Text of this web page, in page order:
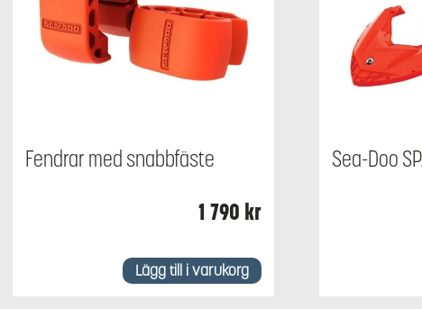
Fendrar med snabbfäste
1 790 kr
Lägg till i varukorg
Sea-Doo